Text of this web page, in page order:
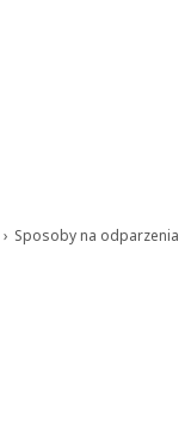
› Sposoby na odparzenia